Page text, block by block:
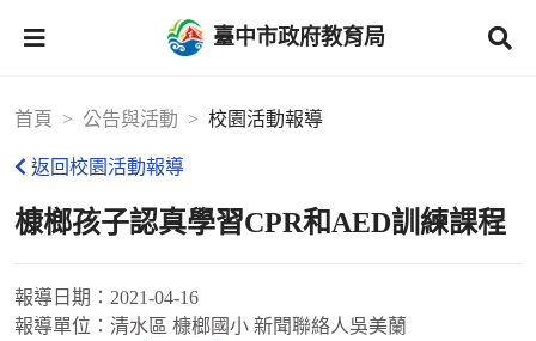
臺中市政府教育局
首頁 公告與活動 校園活動報導
返回校園活動報導
槺榔孩子認真學習CPR和AED訓練課程
報導日期： 2021-04-16
報導單位： 清水區 槺榔國小 新聞聯絡人吳美蘭